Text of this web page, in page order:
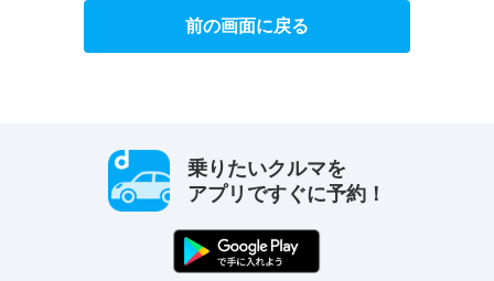
前の画面に戻る
乗りたいクルマを
アプリですぐに予約！